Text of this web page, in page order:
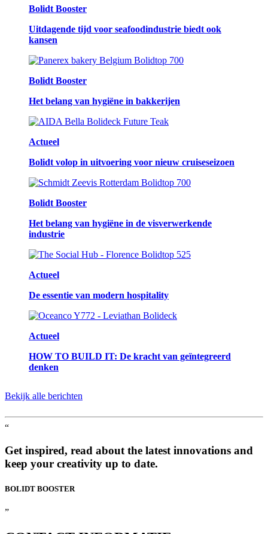
Bolidt Booster
Uitdagende tijd voor seafoodindustrie biedt ook
kansen
Bolidt Booster
Het belang van hygiëne in bakkerijen
Actueel
Bolidt volop in uitvoering voor nieuw cruiseseizoen
Bolidt Booster
Het belang van hygiëne in de visverwerkende
industrie
Actueel
De essentie van modern hospitality
Actueel
HOW TO BUILD IT: De kracht van geïntegreerd
denken
Bekijk alle berichten
“
Get inspired, read about the latest innovations and
keep your creativity up to date.
BOLIDT BOOSTER
”